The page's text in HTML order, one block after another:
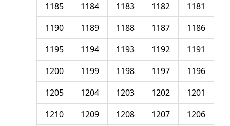
1181
1182
1183
1184
1185
1186
1187
1188
1189
1190
1191
1192
1193
1194
1195
1196
1197
1198
1199
1200
1201
1202
1203
1204
1205
1206
1207
1208
1209
1210